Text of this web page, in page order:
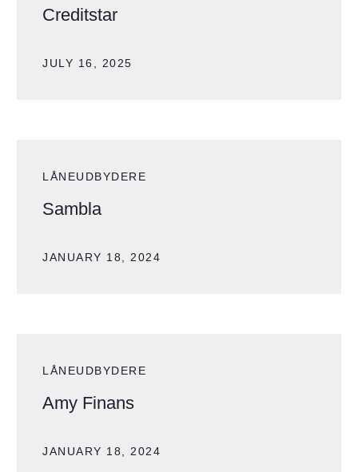
Creditstar
JULY 16, 2025
LÅNEUDBYDERE
Sambla
JANUARY 18, 2024
LÅNEUDBYDERE
Amy Finans
JANUARY 18, 2024